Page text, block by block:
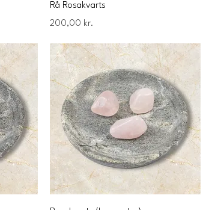
Rå Rosakvarts
Pris
200,00 kr.